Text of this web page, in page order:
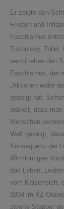
Er zeigte den
Frieden und
Faschismus
Tucholsky, Toller,
vermittelten den
Faschismus, der
„Aktionen wider
gezeigt hat.
orakelt, dass
Menschen
Welt gezeigt,
Konsequenz der
90-minütigen
das Leben,
vom Kaiserreich,
1934 im KZ
zitierte Stapper